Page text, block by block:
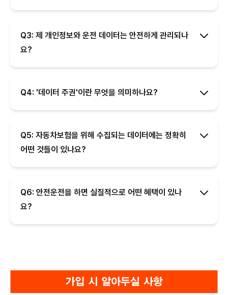
Q3: 제 개인정보와 운전 데이터는 안전하게 관리되나
요?
Q4: '데이터 주권'이란 무엇을 의미하나요?
Q5: 자동차보험을 위해 수집되는 데이터에는 정확히
어떤 것들이 있나요?
Q6: 안전운전을 하면 실질적으로 어떤 혜택이 있나
요?